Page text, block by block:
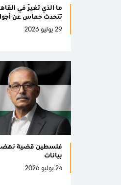
ما الذي تغيّر في
تتحدث حماس عن
29 يوليو 2026
فلسطين قضية
بيانات
24 يوليو 2026